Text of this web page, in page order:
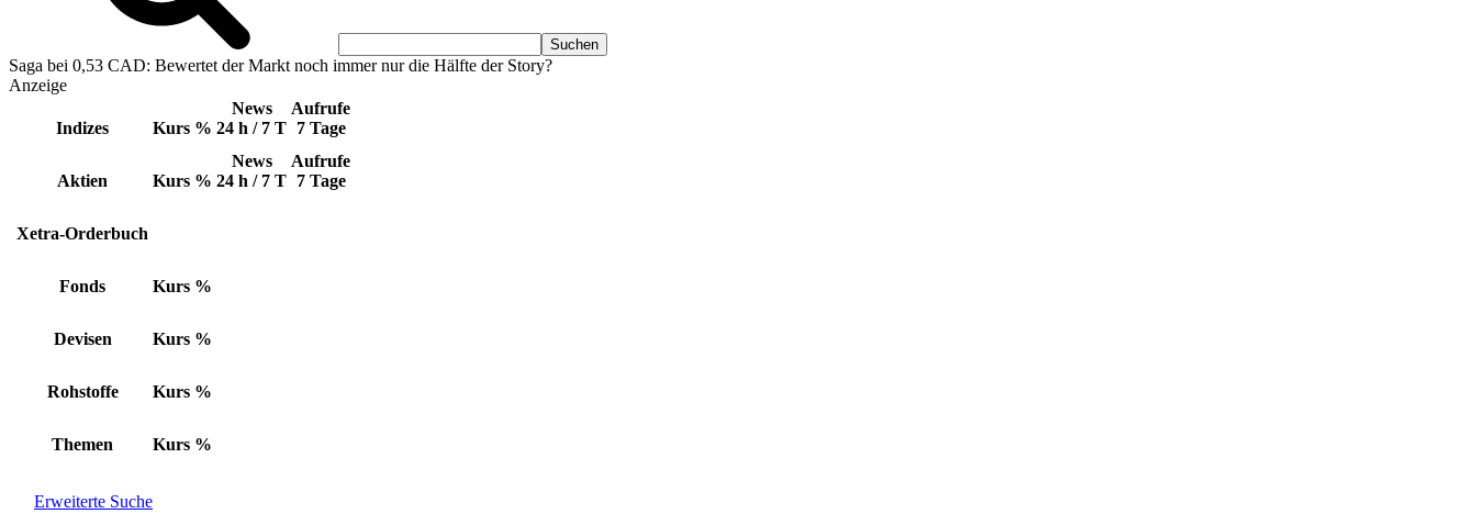
Saga bei 0,53 CAD: Bewertet der Markt noch immer nur die Hälfte der Story?
Anzeige
Indizes Kurs %
News
24 h / 7 T
Aufrufe
7 Tage
Aktien Kurs %
News
24 h / 7 T
Aufrufe
7 Tage
Xetra-Orderbuch
Fonds Kurs %
Devisen Kurs %
Rohstoffe Kurs %
Themen Kurs %
Erweiterte Suche